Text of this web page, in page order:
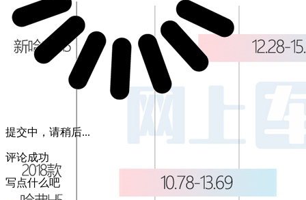
提交中，请稍后...
评论成功
写点什么吧